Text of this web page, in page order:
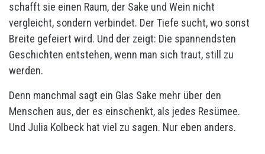
schafft sie einen Raum, der Sake und Wein nicht
vergleicht, sondern verbindet. Der Tiefe sucht, wo sonst
Breite gefeiert wird. Und der zeigt: Die spannendsten
Geschichten entstehen, wenn man sich traut, still zu
werden.
Denn manchmal sagt ein Glas Sake mehr über den
Menschen aus, der es einschenkt, als jedes Resümee.
Und Julia Kolbeck hat viel zu sagen. Nur eben anders.